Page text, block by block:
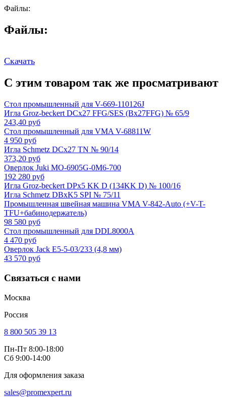
Файлы:
Файлы:
Скачать
С этим товаром так же просматривают
Стол промышленный для V-669-110126J
Игла Groz-beckert DCx27 FFG/SES (Bx27FFG) № 65/9
243,40 руб
Стол промышленный для VMA V-68811W
4 950 руб
Игла Schmetz DCx27 TN № 90/14
373,20 руб
Оверлок Juki MO-6905G-0M6-700
192 280 руб
Игла Groz-beckert DPx5 KK D (134KK D) № 100/16
Игла Schmetz DBxK5 SPI № 75/11
Промышленная швейная машина VMA V-842-Auto (+V-T-
TFU+бабинодержатель)
98 580 руб
Стол промышленный для DDL8000A
4 470 руб
Оверлок Jack E5-5-03/233 (4,8 мм)
43 570 руб
Связаться с нами
Москва
Россия
8 800 505 39 13
Пн-Пт 8:00-18:00
Сб 9:00-14:00
Для оформления заказа
sales@promexpert.ru